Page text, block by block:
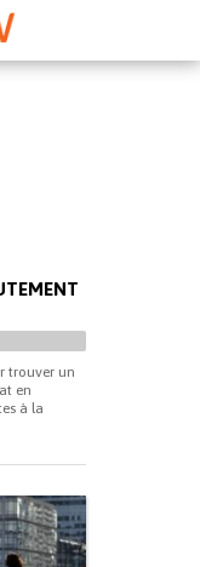
trouver un
en
à la